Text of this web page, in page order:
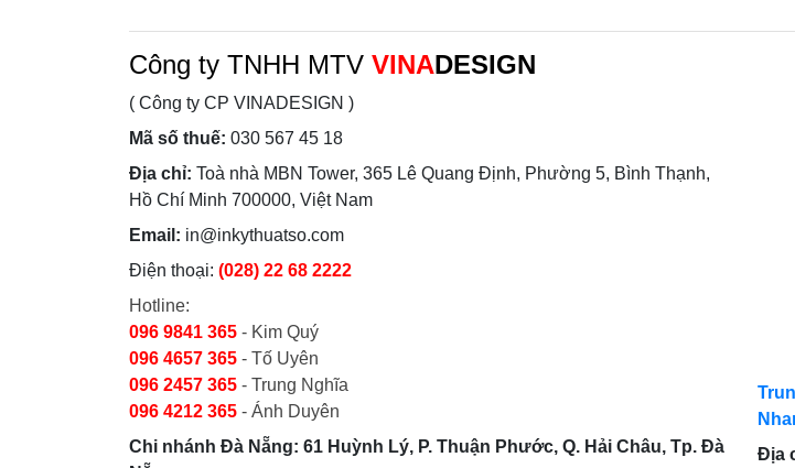
Công ty TNHH MTV VINADESIGN
( Công ty CP VINADESIGN )
Mã số thuế: 030 567 45 18
Địa chỉ: Toà nhà MBN Tower, 365 Lê Quang Định, Phường 5, Bình Thạnh,
Hồ Chí Minh 700000, Việt Nam
Email: in@inkythuatso.com
Điện thoại: (028) 22 68 2222
Hotline:
096 9841 365 - Kim Quý
096 4657 365 - Tố Uyên
096 2457 365 - Trung Nghĩa
096 4212 365 - Ánh Duyên
Chi nhánh Đà Nẵng: 61 Huỳnh Lý, P. Thuận Phước, Q. Hải Châu, Tp. Đà
Địa